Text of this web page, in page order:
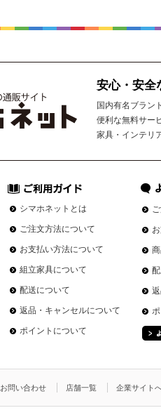
安心・安全
国内有名ブラン
便利な無料サー
家具・インテリ
シマホネットとは
ご注文方法について
お支払い方法について
組立家具について
配送について
返品・キャンセルについて
ポイントについて
お問い合わせ 店舗一覧 企業サイト